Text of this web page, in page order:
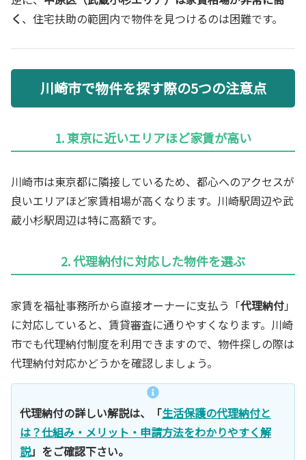
く、住宅扶助の範囲内で物件を見つけるのは困難です。
川崎市で物件を探す際の5つの注意点
1. 東京に近いエリアほど家賃が高い
川崎市は東京都に隣接しているため、都心へのアクセスが
良いエリアほど家賃相場が高くなります。川崎駅周辺や武
蔵小杉駅周辺は特に高額です。
2. 代理納付に対応した物件を選ぶ
家賃を福祉事務所から直接オーナーに支払う「代理納付」
に対応していると、賃貸審査に通りやすくなります。川崎
市でも代理納付制度を利用できますので、物件探しの際は
代理納付対応かどうかを確認しましょう。
代理納付の詳しい解説は、「生活保護の代理納付と
は？仕組み・メリット・申請方法をわかりやすく解
説」をご確認下さい。